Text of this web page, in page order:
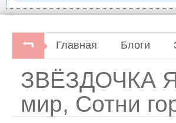
Главная Блоги
ЗВЁЗДОЧКА
мир, Сотни